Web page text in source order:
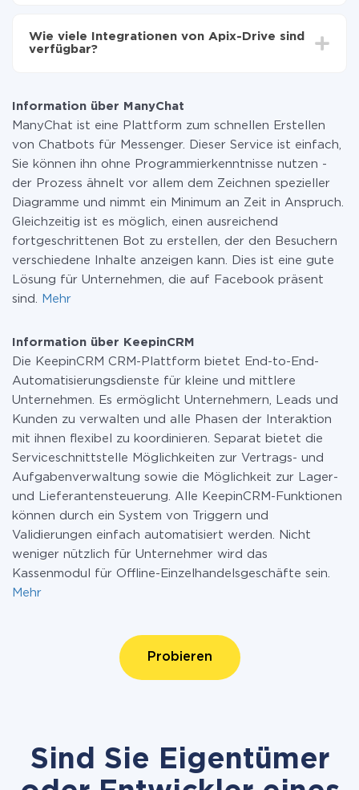
zahlen nur für die Datenmenge, die über unseren
Service von einem System auf ein anderes übertragen
Weitere Informationen zuTarifen
Wie viele Integrationen von Apix-Drive sind
verfügbar?
Information über ManyChat
ManyChat ist eine Plattform zum schnellen Erstellen
von Chatbots für Messenger. Dieser Service ist einfach,
Sie können ihn ohne Programmierkenntnisse nutzen -
der Prozess ähnelt vor allem dem Zeichnen spezieller
Diagramme und nimmt ein Minimum an Zeit in Anspruch.
Gleichzeitig ist es möglich, einen ausreichend
fortgeschrittenen Bot zu erstellen, der den Besuchern
verschiedene Inhalte anzeigen kann. Dies ist eine gute
Lösung für Unternehmen, die auf Facebook präsent
sind.
Mehr
Information über KeepinCRM
Die KeepinCRM CRM-Plattform bietet End-to-End-
Automatisierungsdienste für kleine und mittlere
Unternehmen. Es ermöglicht Unternehmern, Leads und
Kunden zu verwalten und alle Phasen der Interaktion
mit ihnen flexibel zu koordinieren. Separat bietet die
Serviceschnittstelle Möglichkeiten zur Vertrags- und
Aufgabenverwaltung sowie die Möglichkeit zur Lager-
und Lieferantensteuerung. Alle KeepinCRM-Funktionen
können durch ein System von Triggern und
Validierungen einfach automatisiert werden. Nicht
weniger nützlich für Unternehmer wird das
Kassenmodul für Offline-Einzelhandelsgeschäfte sein.
Mehr
Probieren
Sind Sie Eigentümer